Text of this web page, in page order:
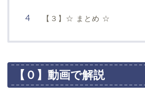
【３】☆ まとめ ☆
【０】動画で解説